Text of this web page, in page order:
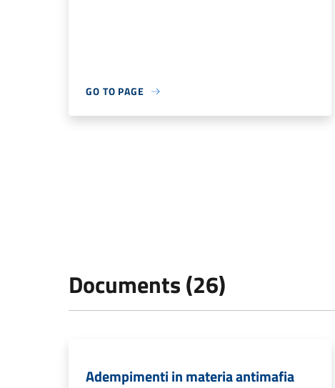
GO TO PAGE
Documents (26)
Adempimenti in materia antimafia